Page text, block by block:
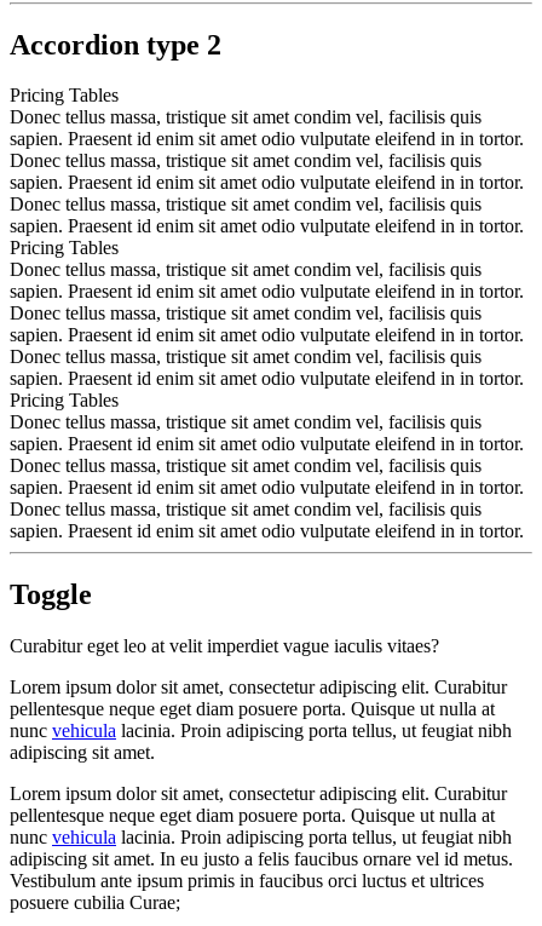
Accordion type 2
Pricing Tables
Donec tellus massa, tristique sit amet condim vel, facilisis quis
sapien. Praesent id enim sit amet odio vulputate eleifend in in tortor.
Donec tellus massa, tristique sit amet condim vel, facilisis quis
sapien. Praesent id enim sit amet odio vulputate eleifend in in tortor.
Donec tellus massa, tristique sit amet condim vel, facilisis quis
sapien. Praesent id enim sit amet odio vulputate eleifend in in tortor.
Pricing Tables
Donec tellus massa, tristique sit amet condim vel, facilisis quis
sapien. Praesent id enim sit amet odio vulputate eleifend in in tortor.
Donec tellus massa, tristique sit amet condim vel, facilisis quis
sapien. Praesent id enim sit amet odio vulputate eleifend in in tortor.
Donec tellus massa, tristique sit amet condim vel, facilisis quis
sapien. Praesent id enim sit amet odio vulputate eleifend in in tortor.
Pricing Tables
Donec tellus massa, tristique sit amet condim vel, facilisis quis
sapien. Praesent id enim sit amet odio vulputate eleifend in in tortor.
Donec tellus massa, tristique sit amet condim vel, facilisis quis
sapien. Praesent id enim sit amet odio vulputate eleifend in in tortor.
Donec tellus massa, tristique sit amet condim vel, facilisis quis
sapien. Praesent id enim sit amet odio vulputate eleifend in in tortor.
Toggle
Curabitur eget leo at velit imperdiet vague iaculis vitaes?
Lorem ipsum dolor sit amet, consectetur adipiscing elit. Curabitur
pellentesque neque eget diam posuere porta. Quisque ut nulla at
nunc vehicula lacinia. Proin adipiscing porta tellus, ut feugiat nibh
adipiscing sit amet.
Lorem ipsum dolor sit amet, consectetur adipiscing elit. Curabitur
pellentesque neque eget diam posuere porta. Quisque ut nulla at
nunc vehicula lacinia. Proin adipiscing porta tellus, ut feugiat nibh
adipiscing sit amet. In eu justo a felis faucibus ornare vel id metus.
Vestibulum ante ipsum primis in faucibus orci luctus et ultrices
posuere cubilia Curae;